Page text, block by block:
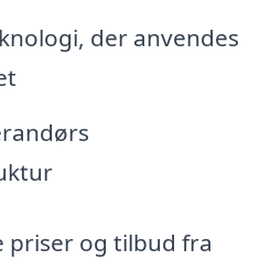
der anvendes
priser og tilbud fra